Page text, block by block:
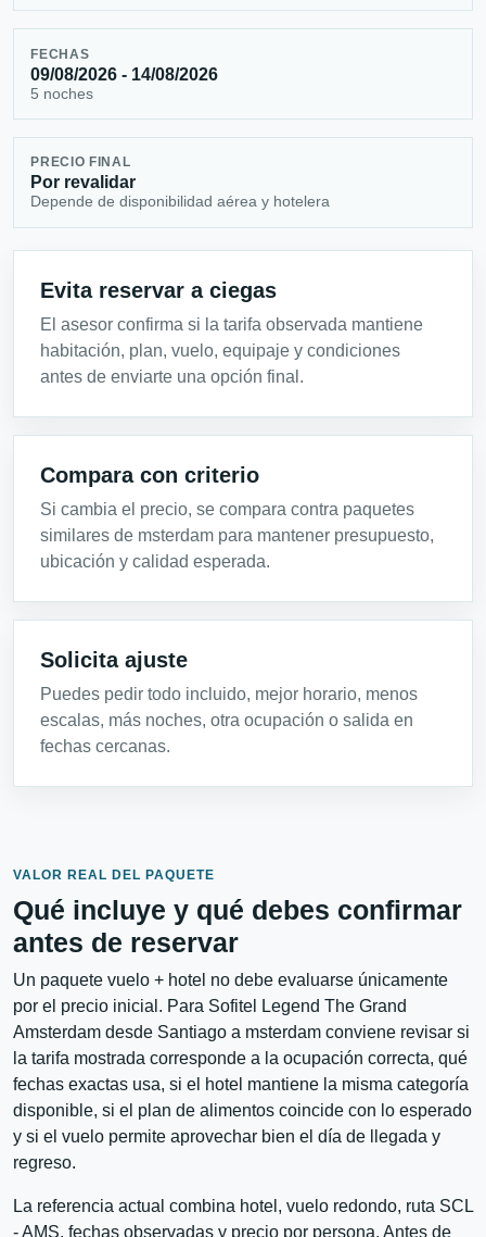
FECHAS
09/08/2026 - 14/08/2026
5 noches
PRECIO FINAL
Por revalidar
Depende de disponibilidad aérea y hotelera
Evita reservar a ciegas
El asesor confirma si la tarifa observada mantiene
habitación, plan, vuelo, equipaje y condiciones
antes de enviarte una opción final.
Compara con criterio
Si cambia el precio, se compara contra paquetes
similares de msterdam para mantener presupuesto,
ubicación y calidad esperada.
Solicita ajuste
Puedes pedir todo incluido, mejor horario, menos
escalas, más noches, otra ocupación o salida en
fechas cercanas.
VALOR REAL DEL PAQUETE
Qué incluye y qué debes confirmar
antes de reservar
Un paquete vuelo + hotel no debe evaluarse únicamente
por el precio inicial. Para Sofitel Legend The Grand
Amsterdam desde Santiago a msterdam conviene revisar si
la tarifa mostrada corresponde a la ocupación correcta, qué
fechas exactas usa, si el hotel mantiene la misma categoría
disponible, si el plan de alimentos coincide con lo esperado
y si el vuelo permite aprovechar bien el día de llegada y
regreso.
La referencia actual combina hotel, vuelo redondo, ruta SCL
- AMS, fechas observadas y precio por persona. Antes de